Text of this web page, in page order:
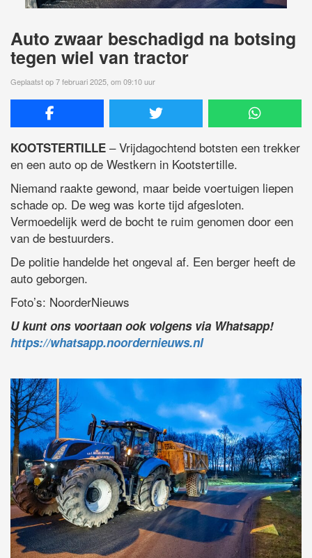
Auto zwaar beschadigd na botsing
tegen wiel van tractor
Geplaatst op 7 februari 2025, om 09:10 uur
KOOTSTERTILLE – Vrijdagochtend botsten een trekker
en een auto op de Westkern in Kootstertille.
Niemand raakte gewond, maar beide voertuigen liepen
schade op. De weg was korte tijd afgesloten.
Vermoedelijk werd de bocht te ruim genomen door een
van de bestuurders.
De politie handelde het ongeval af. Een berger heeft de
auto geborgen.
Foto’s: NoorderNieuws
U kunt ons voortaan ook volgens via Whatsapp!
https://whatsapp.noordernieuws.nl